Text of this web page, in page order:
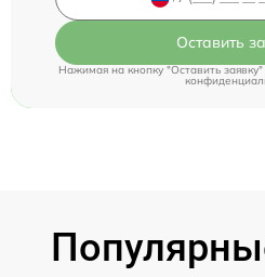
Оставить
Нажимая на кнопку "Оставить